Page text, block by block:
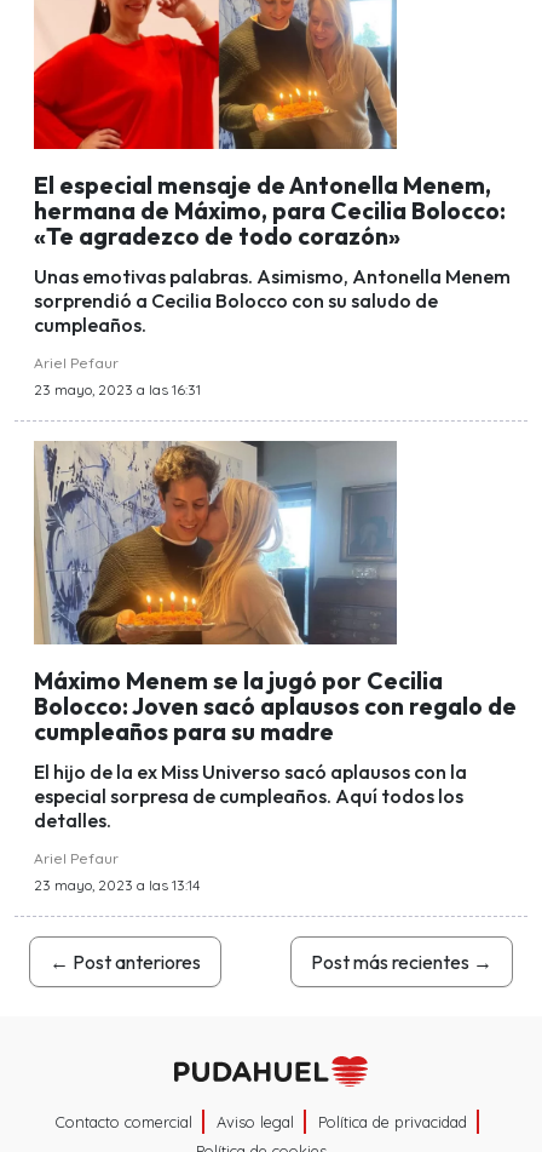
El especial mensaje de Antonella Menem,
hermana de Máximo, para Cecilia Bolocco:
«Te agradezco de todo corazón»
Unas emotivas palabras. Asimismo, Antonella Menem
sorprendió a Cecilia Bolocco con su saludo de
cumpleaños.
Ariel Pefaur
23 mayo, 2023 a las 16:31
Máximo Menem se la jugó por Cecilia
Bolocco: Joven sacó aplausos con regalo de
cumpleaños para su madre
El hijo de la ex Miss Universo sacó aplausos con la
especial sorpresa de cumpleaños. Aquí todos los
detalles.
Ariel Pefaur
23 mayo, 2023 a las 13:14
← Post anteriores Post más recientes →
Contacto comercial Aviso legal
Política de privacidad